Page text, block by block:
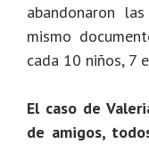
abandonaron
mismo
cada 10 niños, 7
El caso de
de amigos,